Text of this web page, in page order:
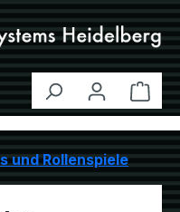
und Rollenspiele